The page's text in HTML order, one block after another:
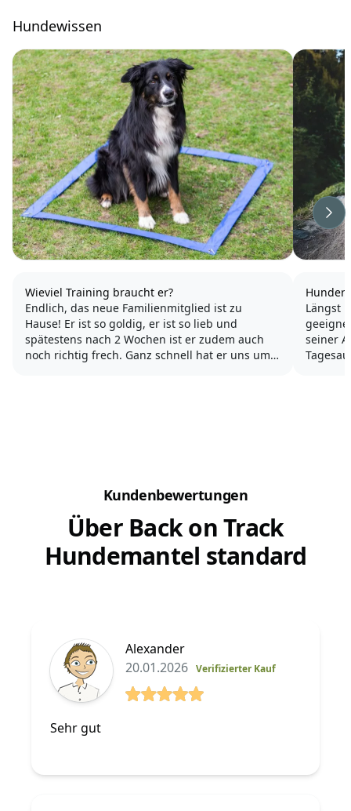
Hundewissen
Wieviel Training braucht er?
Endlich, das neue Familienmitglied ist zu
Hause! Er ist so goldig, er ist so lieb und
spätestens nach 2 Wochen ist er zudem auch
noch richtig frech. Ganz schnell hat er uns um
Längst
seiner
Kundenbewertungen
Über Back on Track
Hundemantel standard
Alexander
20.01.2026 Verifizierter Kauf
Sehr gut